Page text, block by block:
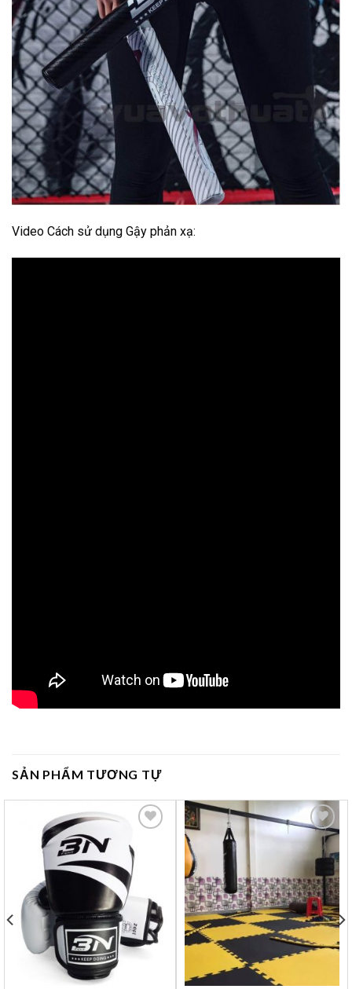
Video Cách sử dụng Gậy phản xạ:
SẢN PHẨM TƯƠNG TỰ
Yêu
thích